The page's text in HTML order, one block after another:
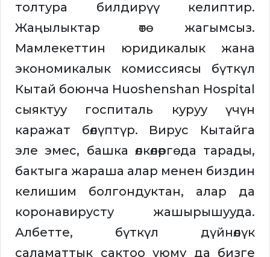
толтура билдирүү келиптир.
Жаңылыктар өтө жагымсыз.
Мамлекеттин юридикалык жана
экономикалык комиссиясы бүткүл
Кытай боюнча Huoshenshan Hospital
сыяктуу госпиталь куруу үчүн
каражат бөлүптүр. Вирус Кытайга
эле эмес, башка өлкөлөргө да тарады,
бактыга жараша алар менен биздин
келишим болгондуктан, алар да
коронавирусту жашырышууда.
Албетте, бүткүл дүйнөлүк
саламаттык сактоо уюму да бизге